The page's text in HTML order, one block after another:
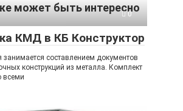
может быть интересно
0
КМД в КБ Конструктор
составлением документов
конструкций из металла. Комплект
всеми